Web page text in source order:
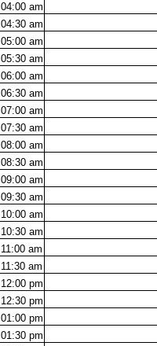
04:00 am
04:30 am
05:00 am
05:30 am
06:00 am
06:30 am
07:00 am
07:30 am
08:00 am
08:30 am
09:00 am
09:30 am
10:00 am
10:30 am
11:00 am
11:30 am
12:00 pm
12:30 pm
01:00 pm
01:30 pm